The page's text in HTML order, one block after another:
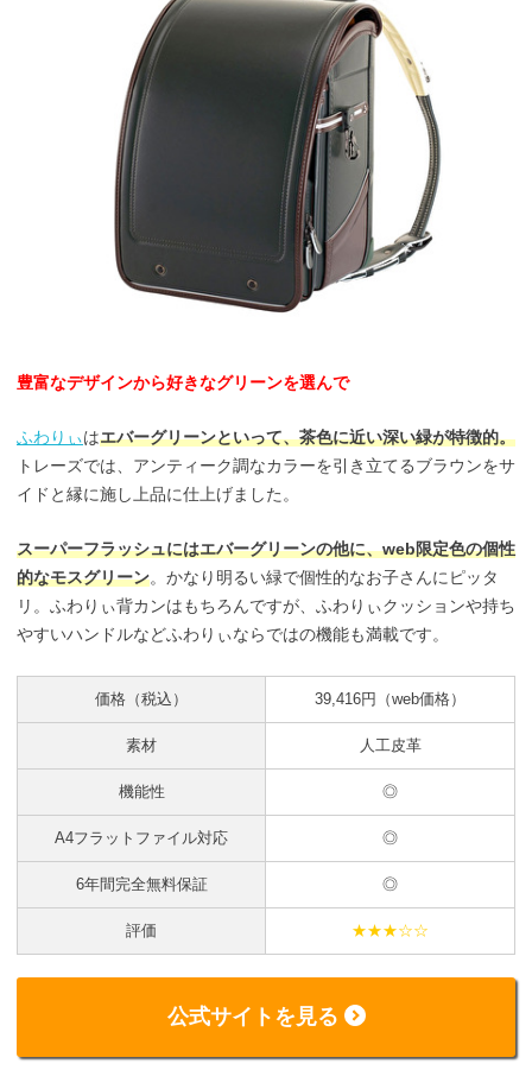
豊富なデザインから好きなグリーンを選んで
ふわりぃはエバーグリーンといって、茶色に近い深い緑が特徴的。
トレーズでは、アンティーク調なカラーを引き立てるブラウンをサ
イドと縁に施し上品に仕上げました。
スーパーフラッシュにはエバーグリーンの他に、web限定色の個性
的なモスグリーン。かなり明るい緑で個性的なお子さんにピッタ
リ。ふわりぃ背カンはもちろんですが、ふわりぃクッションや持ち
やすいハンドルなどふわりぃならではの機能も満載です。
価格（税込） 39,416円（web価格）
素材 人工皮革
機能性 ◎
A4フラットファイル対応 ◎
6年間完全無料保証 ◎
評価 ★★★☆☆
公式サイトを見る